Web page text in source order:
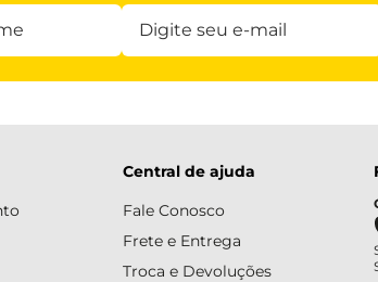
Central de ajuda
Fale Conosco
Frete e Entrega
Troca e Devoluções